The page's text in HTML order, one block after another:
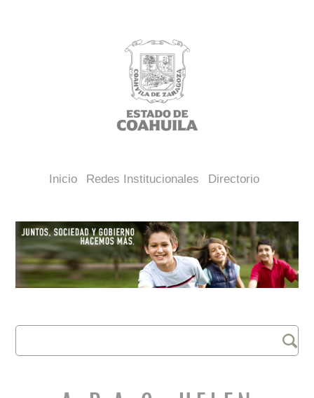
Inicio Redes Institucionales Directorio
FORMULARIO DE
Buscar